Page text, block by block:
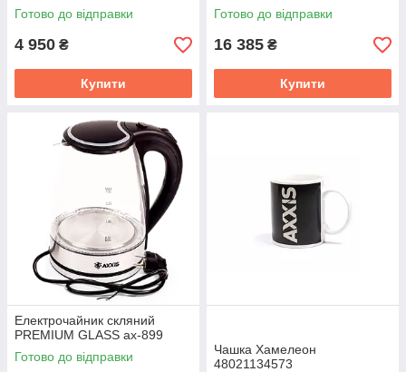
Готово до відправки
4 950 ₴
Купити
Готово до відправки
16 385 ₴
Купити
Електрочайник скляний
PREMIUM GLASS ax-899
Готово до відправки
Чашка Хамелеон
48021134573